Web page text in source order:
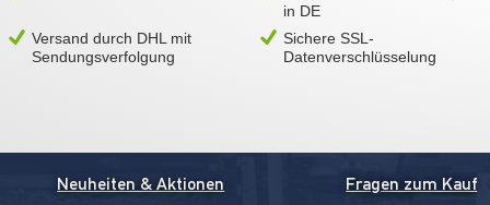
in DE
Versand durch DHL mit
Sendungsverfolgung
Sichere SSL-
Datenverschlüsselung
Neuheiten & Aktionen Fragen zum Kauf